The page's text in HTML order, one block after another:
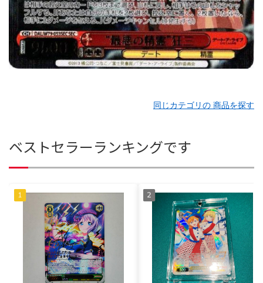
同じカテゴリの 商品を探す
ベストセラーランキングです